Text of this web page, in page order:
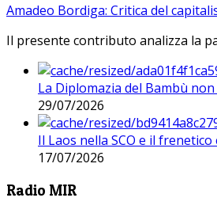
Amadeo Bordiga: Critica del
Il presente contributo analizza la
La Diplomazia del Bambù
29/07/2026
Il Laos nella SCO e il
17/07/2026
Radio MIR